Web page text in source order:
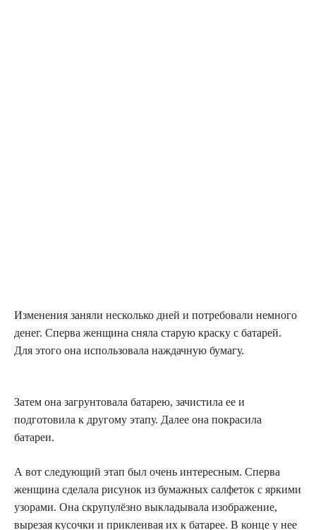
Изменения заняли несколько дней и потребовали немного
денег. Сперва женщина сняла старую краску с батарей.
Для этого она использовала наждачную бумагу.
Затем она загрунтовала батарею, зачистила ее и
подготовила к другому этапу. Далее она покрасила
батареи.
А вот следующий этап был очень интересным. Сперва
женщина сделала рисунок из бумажных салфеток с яркими
узорами. Она скрупулёзно выкладывала изображение,
вырезая кусочки и приклеивая их к батарее. В конце у нее